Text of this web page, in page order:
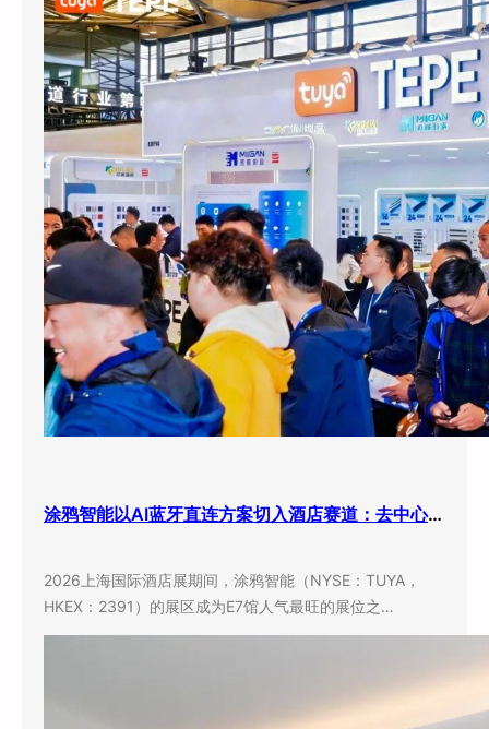
涂鸦智能以AI蓝牙直连方案切入酒店赛道：去中心化架构破解智能化改造三大痛点
2026上海国际酒店展期间，涂鸦智能（NYSE：TUYA，
HKEX：2391）的展区成为E7馆人气最旺的展位之…